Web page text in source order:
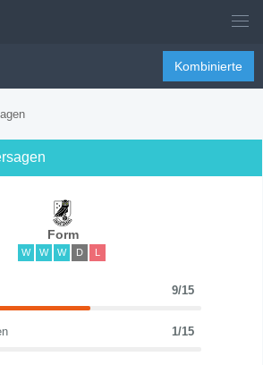
Kombinierte
Form
W W W D L
9/15
1/15